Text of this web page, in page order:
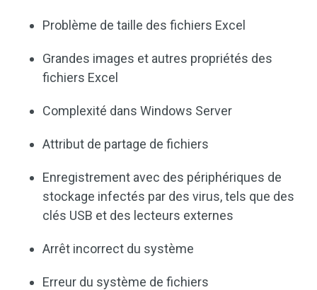
Problème de taille des fichiers Excel
Grandes images et autres propriétés des
fichiers Excel
Complexité dans Windows Server
Attribut de partage de fichiers
Enregistrement avec des périphériques de
stockage infectés par des virus, tels que des
clés USB et des lecteurs externes
Arrêt incorrect du système
Erreur du système de fichiers